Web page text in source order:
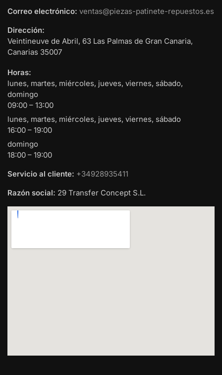
Correo electrónico: ventas@piezas-patinete-repuestos.es
Dirección:
Veintineuve de Abril, 63 Las Palmas de Gran Canaria,
Canarias 35007
Horas:
lunes, martes, miércoles, jueves, viernes, sábado,
domingo
09:00 – 13:00
lunes, martes, miércoles, jueves, viernes, sábado
16:00 – 19:00
domingo
18:00 – 19:00
Servicio al cliente: +34928935411
Razón social: 29 Transfer Concept S.L.